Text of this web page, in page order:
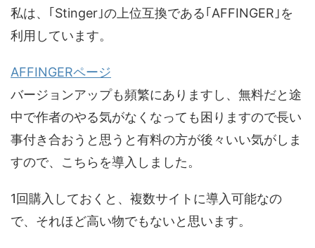
私は、｢Stinger｣の上位互換である｢AFFINGER｣を
利用しています。
AFFINGERページ
バージョンアップも頻繁にありますし、無料だと途
中で作者のやる気がなくなっても困りますので長い
事付き合おうと思うと有料の方が後々いい気がしま
すので、こちらを導入しました。
1回購入しておくと、複数サイトに導入可能なの
で、それほど高い物でもないと思います。